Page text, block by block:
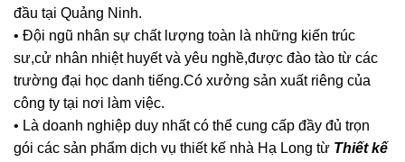
đầu tại Quảng Ninh.
• Đội ngũ nhân sự chất lượng toàn là những kiến trúc
sư,cử nhân nhiệt huyết và yêu nghề,được đào tào từ các
trường đại học danh tiếng.Có xưởng sản xuất riêng của
công ty tại nơi làm việc.
• Là doanh nghiệp duy nhất có thể cung cấp đầy đủ trọn
gói các sản phẩm dịch vụ thiết kế nhà Hạ Long từ Thiết kế